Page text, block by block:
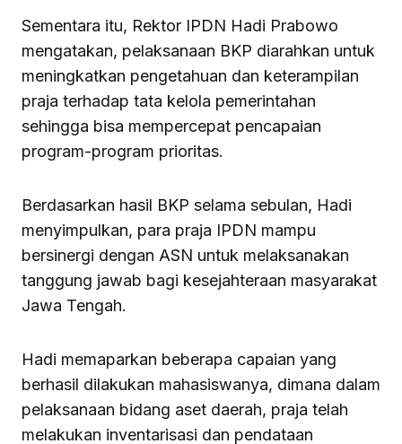
Sementara itu, Rektor IPDN Hadi Prabowo
mengatakan, pelaksanaan BKP diarahkan untuk
meningkatkan pengetahuan dan keterampilan
praja terhadap tata kelola pemerintahan
sehingga bisa mempercepat pencapaian
program-program prioritas.
Berdasarkan hasil BKP selama sebulan, Hadi
menyimpulkan, para praja IPDN mampu
bersinergi dengan ASN untuk melaksanakan
tanggung jawab bagi kesejahteraan masyarakat
Jawa Tengah.
Hadi memaparkan beberapa capaian yang
berhasil dilakukan mahasiswanya, dimana dalam
pelaksanaan bidang aset daerah, praja telah
melakukan inventarisasi dan pendataan